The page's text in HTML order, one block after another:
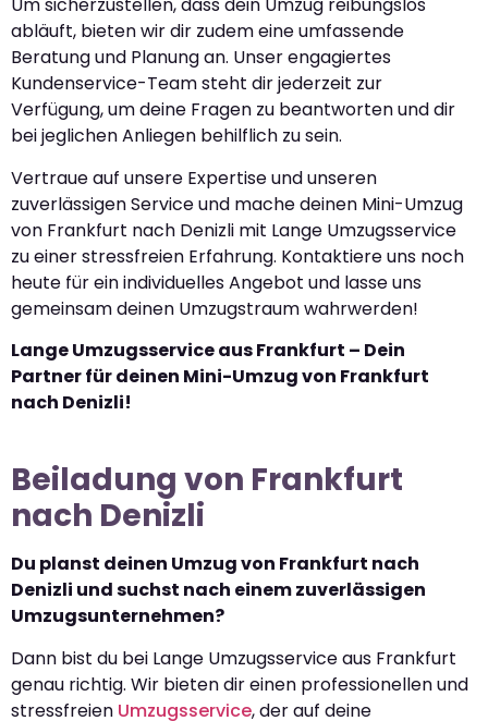
Um sicherzustellen, dass dein Umzug reibungslos
abläuft, bieten wir dir zudem eine umfassende
Beratung und Planung an. Unser engagiertes
Kundenservice-Team steht dir jederzeit zur
Verfügung, um deine Fragen zu beantworten und dir
bei jeglichen Anliegen behilflich zu sein.
Vertraue auf unsere Expertise und unseren
zuverlässigen Service und mache deinen Mini-Umzug
von Frankfurt nach Denizli mit Lange Umzugsservice
zu einer stressfreien Erfahrung. Kontaktiere uns noch
heute für ein individuelles Angebot und lasse uns
gemeinsam deinen Umzugstraum wahrwerden!
Lange Umzugsservice aus Frankfurt – Dein
Partner für deinen Mini-Umzug von Frankfurt
nach Denizli!
Beiladung von Frankfurt
nach Denizli
Du planst deinen Umzug von Frankfurt nach
Denizli und suchst nach einem zuverlässigen
Umzugsunternehmen?
Dann bist du bei Lange Umzugsservice aus Frankfurt
genau richtig. Wir bieten dir einen professionellen und
stressfreien Umzugsservice, der auf deine